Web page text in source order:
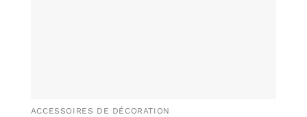
ACCESSOIRES DE DÉCORATION